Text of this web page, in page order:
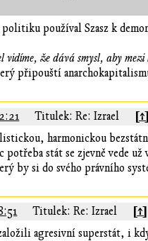
používal Szasz k
že dává smysl, aby
připouští
Titulek: Re: Izrael [↑]
harmonickou
stát se zjevně vede
by si do svého právního
Titulek: Re: Izrael [↑]
agresivní superstát, i